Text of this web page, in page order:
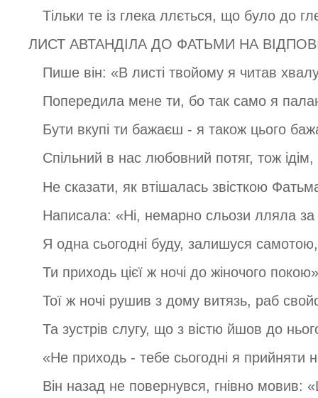
Тільки те із глека ллється, що було до
ЛИСТ АВТАНДІЛА ДО ФАТЬМИ НА
Пише він: «В листі твойому я читав
Попередила мене ти, бо так само я
Бути вкупі ти бажаєш - я також цього
Спільний в нас любовний потяг, тож
Не сказати, як втішалась звісткою
Написала: «Ні, немарно сльози лляла
Я одна сьогодні буду, залишуся
Ти приходь цієї ж ночі до жіночого
Тої ж ночі рушив з дому витязь, раб
Та зустрів слугу, що з вістю йшов до
«Не приходь - тебе сьогодні я прийняти
Він назад не повернувся, гнівно мовив: